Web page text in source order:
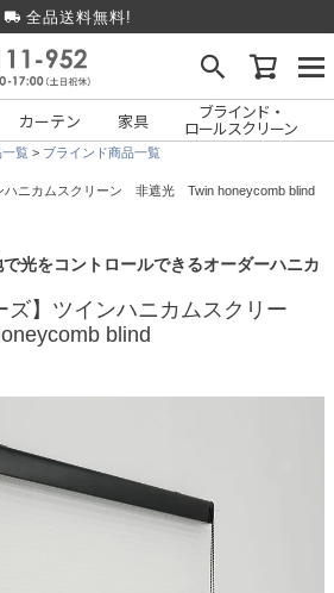
全品送料無料!
カーテン 家具 ブラインド・
ロールスクリーン
一覧
ブラインド商品一覧
ハニカムスクリーン 非遮光 Twin honeycomb blind
光をコントロールできるオーダーハニカ
ズ】ツインハニカムスクリー
blind